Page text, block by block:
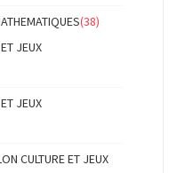
(38)
JEUX
JEUX
CULTURE ET JEUX